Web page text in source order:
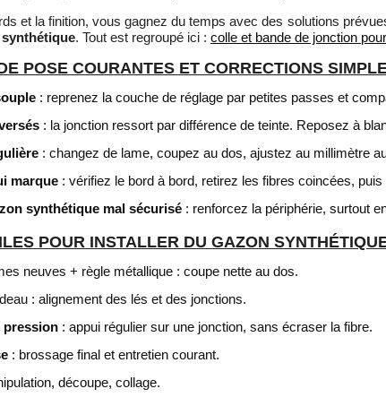
et la finition, vous gagnez du temps avec des solutions
. Tout est regroupé ici : colle et bande de jonction
POSE COURANTES ET CORRECTIONS
: reprenez la couche de réglage par petites passes et
: la jonction ressort par différence de teinte. Reposez à
: changez de lame, coupez au dos, ajustez au millimètre
marque : vérifiez le bord à bord, retirez les fibres coincées,
synthétique mal sécurisé : renforcez la périphérie, surtout
POUR INSTALLER DU GAZON
neuves + règle métallique : coupe nette au dos.
: alignement des lés et des jonctions.
pression : appui régulier sur une jonction, sans écraser la fibre.
: brossage final et entretien courant.
découpe, collage.